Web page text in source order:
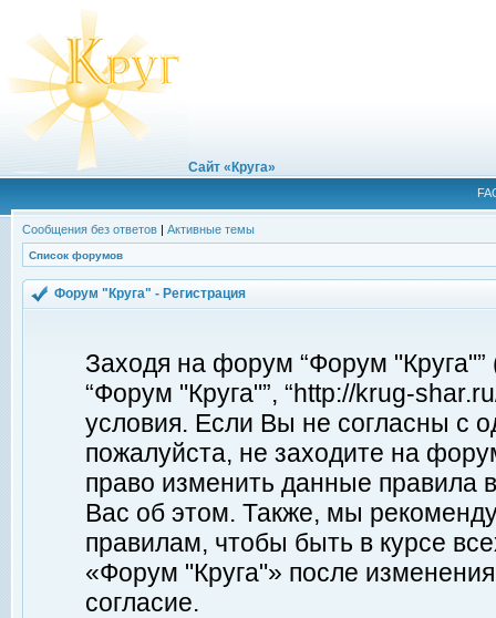
Сайт «Круга»
Сообщения без ответов | Активные темы
Список форумов
Форум "Круга" - Регистрация
Заходя на форум “Форум
“Форум "Круга"”, “http://krug-
условия. Если Вы не согласны с
пожалуйста, не заходите на
право изменить данные правила
Вас об этом. Также, мы
правилам, чтобы быть в курсе
«Форум "Круга"» после
согласие.